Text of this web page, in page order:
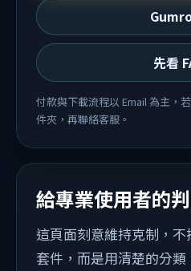
先看
付款與下載流程以 Email 為主，
件夾，再聯絡客服。
給專業使用者的
這頁面刻意維持克制，
套件，而是用清楚的分